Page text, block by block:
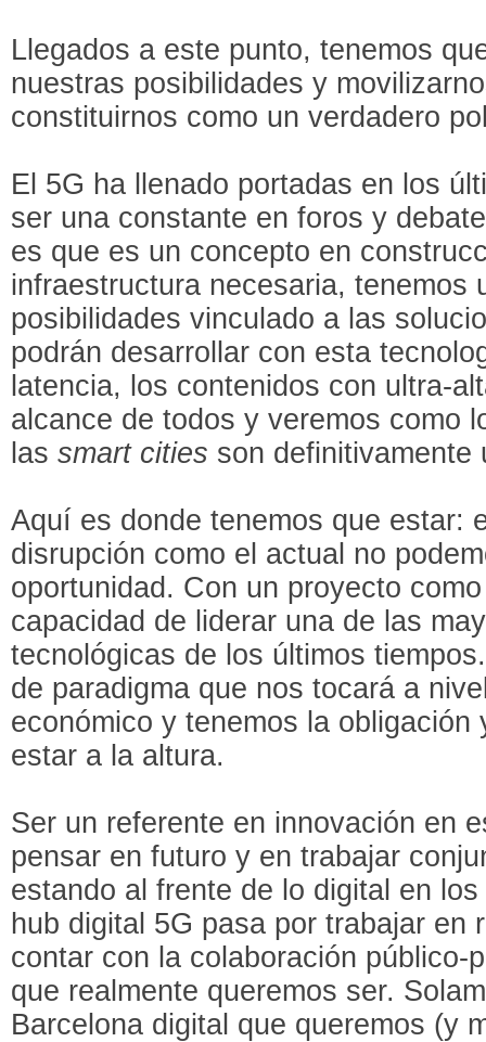
Llegados a este punto, tenemos
nuestras posibilidades y
constituirnos como un verdadero
El 5G ha llenado portadas en los
ser una constante en foros y
es que es un concepto en
infraestructura necesaria, tenemos
posibilidades vinculado a las
podrán desarrollar con esta
latencia, los contenidos con ultra-
alcance de todos y veremos como
lassmart cities son definitivamente
Aquí es donde tenemos que estar:
disrupción como el actual no
oportunidad. Con un proyecto
capacidad de liderar una de las
tecnológicas de los últimos
de paradigma que nos tocará a
económico y tenemos la obligación
estar a la altura.
Ser un referente en innovación en
pensar en futuro y en trabajar
estando al frente de lo digital en
hub digital 5G pasa por trabajar en
contar con la colaboración público-
que realmente queremos ser.
Barcelona digital que queremos (y